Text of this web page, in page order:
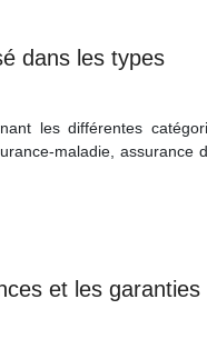
dans les types
les différentes
maladie, assurance
et les garanties